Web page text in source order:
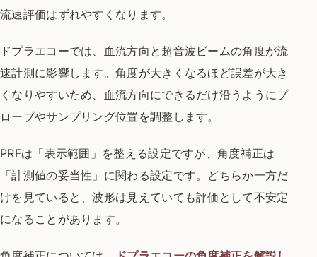
流速評価はずれやすくなります。
ドプラエコーでは、血流方向と超音波ビームの角度が流
速計測に影響します。角度が大きくなるほど誤差が大き
くなりやすいため、血流方向にできるだけ沿うようにプ
ローブやサンプリング位置を調整します。
PRFは「表示範囲」を整える設定ですが、角度補正は
「計測値の妥当性」に関わる設定です。どちらか一方だ
けを見ていると、波形は見えていても評価として不安定
になることがあります。